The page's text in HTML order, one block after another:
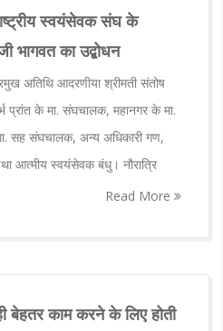
स्वयंसेवक संघ के
भागवत का उद्बोधन
अतिथि आदरणीया श्रीमती संतोष
प्रांत के मा. संघचालक, महानगर के मा.
सह संघचालक, अन्य अधिकारी गण,
आत्मीय स्वयंसेवक बंधु। नौरात्रि
Read More
बेहतर काम करने के लिए होती